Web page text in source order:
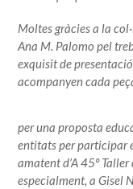
Moltes gràcies a la
Ana M. Palomo pel
exquisit de presentació
acompanyen cada
per una proposta
entitats per participar
amatent d’A 45º Taller
especialment, a Gisel